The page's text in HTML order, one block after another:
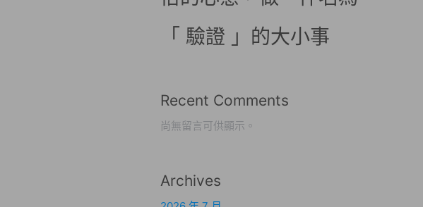
「 驗證 」的大小事
Recent Comments
尚無留言可供顯示。
Archives